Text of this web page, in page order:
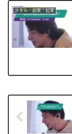
スキル・副業・起業